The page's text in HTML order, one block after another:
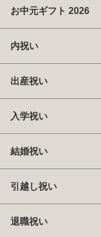
お中元ギフト 2026
内祝い
出産祝い
入学祝い
結婚祝い
引越し祝い
退職祝い